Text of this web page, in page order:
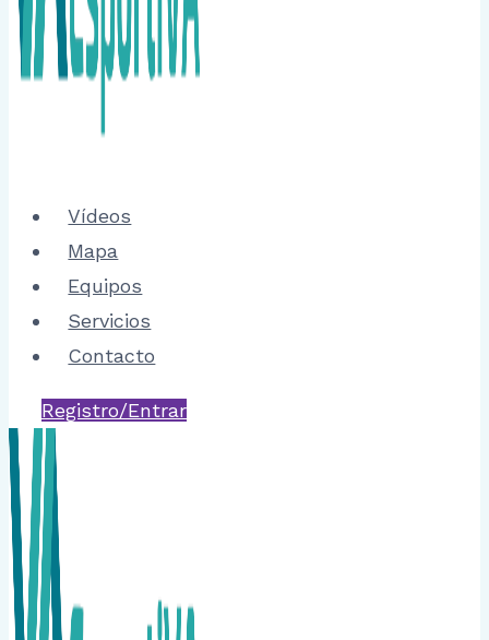
Vídeos
Mapa
Equipos
Servicios
Contacto
Registro/Entrar